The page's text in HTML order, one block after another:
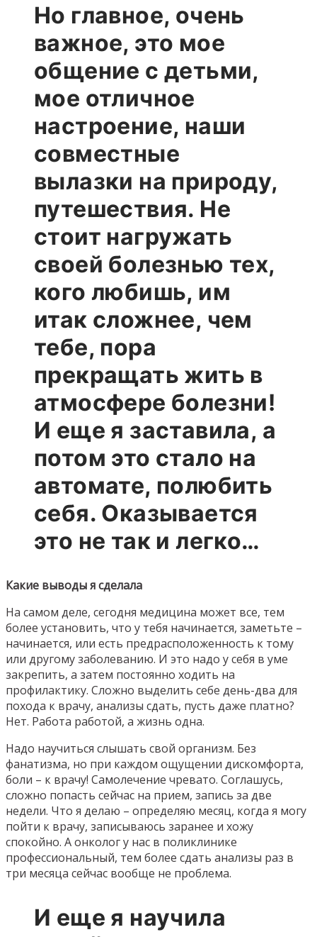
Но главное, очень
важное, это мое
общение с детьми,
мое отличное
настроение, наши
совместные
вылазки на природу,
путешествия. Не
стоит нагружать
своей болезнью тех,
кого любишь, им
итак сложнее, чем
тебе, пора
прекращать жить в
атмосфере болезни!
И еще я заставила, а
потом это стало на
автомате, полюбить
себя. Оказывается
это не так и легко…
Какие выводы я сделала
На самом деле, сегодня медицина может все, тем
более установить, что у тебя начинается, заметьте –
начинается, или есть предрасположенность к тому
или другому заболеванию. И это надо у себя в уме
закрепить, а затем постоянно ходить на
профилактику. Сложно выделить себе день-два для
похода к врачу, анализы сдать, пусть даже платно?
Нет. Работа работой, а жизнь одна.
Надо научиться слышать свой организм. Без
фанатизма, но при каждом ощущении дискомфорта,
боли – к врачу! Самолечение чревато. Соглашусь,
сложно попасть сейчас на прием, запись за две
недели. Что я делаю – определяю месяц, когда я могу
пойти к врачу, записываюсь заранее и хожу
спокойно. А онколог у нас в поликлинике
профессиональный, тем более сдать анализы раз в
три месяца сейчас вообще не проблема.
И еще я научила